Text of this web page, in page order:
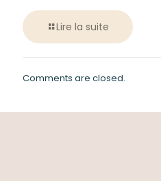
Lire la suite
Comments are closed.